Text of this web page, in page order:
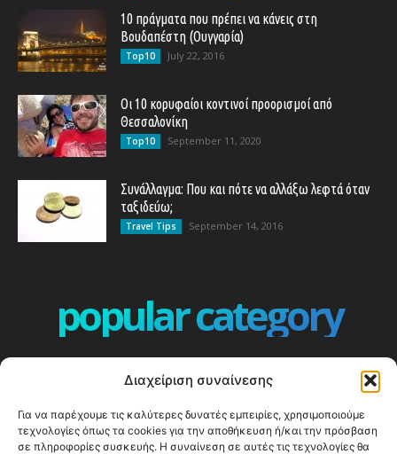
Διαχείριση συναίνεσης
Για να παρέχουμε τις καλύτερες δυνατές εμπειρίες, χρησιμοποιούμε
τεχνολογίες όπως τα cookies για την αποθήκευση ή/και την πρόσβαση
σε πληροφορίες συσκευής. Η συναίνεση σε αυτές τις τεχνολογίες θα
10 πράγματα που πρέπει να κάνεις στη
Βουδαπέστη (Ουγγαρία)
Top10 July 22, 2016
Οι 10 κορυφαίοι κοντινοί προορισμοί από
Θεσσαλονίκη
Top10 September 11, 2020
Συνάλλαγμα: Που και πότε να αλλάξω λεφτά όταν
ταξιδεύω;
Travel Tips September 14, 2016
popular category
360
ΕΥΡΩΠΗ
332
ΚΟΣΜΟΣ - WORLD
328